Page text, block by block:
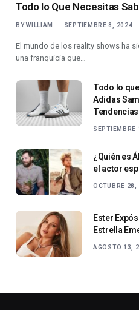
Todo lo Que Necesitas
BY WILLIAM SEPTIEMBRE 8, 2024
El mundo de los reality shows ha
una franquicia que…
Todo lo
Adidas
Tendencias
SEPTIEMBRE
¿Quién es
el actor
OCTUBRE 28,
Ester
Estrella
AGOSTO 13,